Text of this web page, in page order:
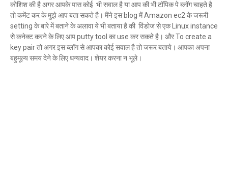
कोशिश की है अगर आपके पास कोई भी सवाल है या आप की भी टॉपिक पे ब्लॉग चाहते है
तो कमेंट कर के मुझे आप बता सकते है। मैंने इस blog में Amazon ec2 के जरूरी
setting के बारे में बताने के अलावा ये भी बताया है की विंडोज से एक Linux instance
से कनेक्ट करने के लिए आप putty tool का use कर सकते है। और To create a
key pair तो अगर इस ब्लॉग से आपका कोई सवाल है तो जरूर बताये। आपका अपना
बहुमूल्य समय देने के लिए धन्यवाद। शेयर करना न भूले।